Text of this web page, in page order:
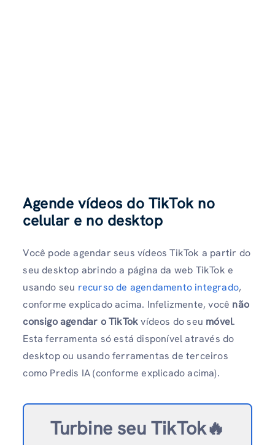
Agende vídeos do TikTok no
celular e no desktop
Você pode agendar seus vídeos TikTok a partir do
seu desktop abrindo a página da web TikTok e
usando seu recurso de agendamento integrado,
conforme explicado acima. Infelizmente, você não
consigo agendar o TikTokvídeos do seu móvel.
Esta ferramenta só está disponível através do
desktop ou usando ferramentas de terceiros
como Predis IA (conforme explicado acima).
Turbine seu TikTok🔥